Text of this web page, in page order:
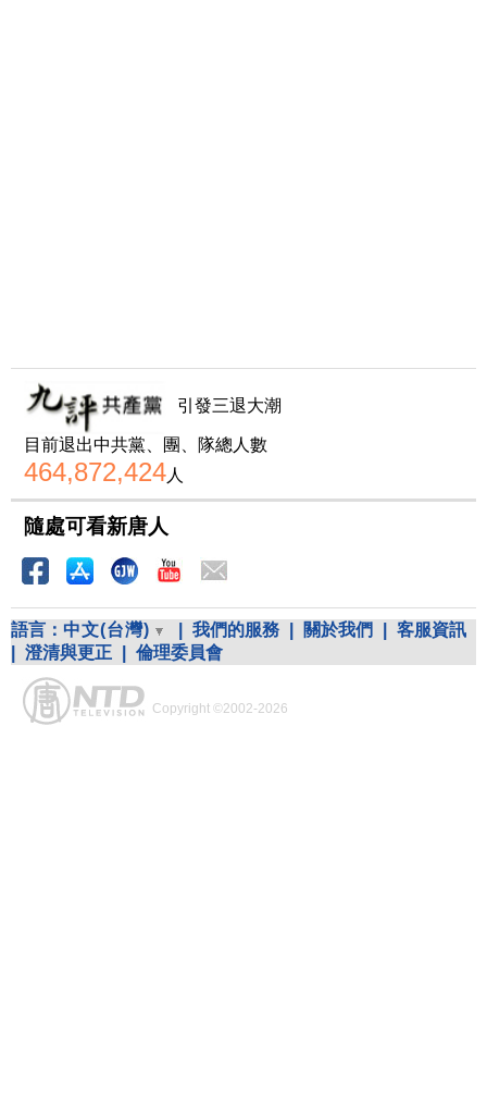
引發三退大潮
目前退出中共黨、團、隊總人數
464,872,424人
隨處可看新唐人
語言： 中文(台灣) 我們的服務 關於我們
客服資訊
澄清與更正 倫理委員會
Copyright ©2002-2026